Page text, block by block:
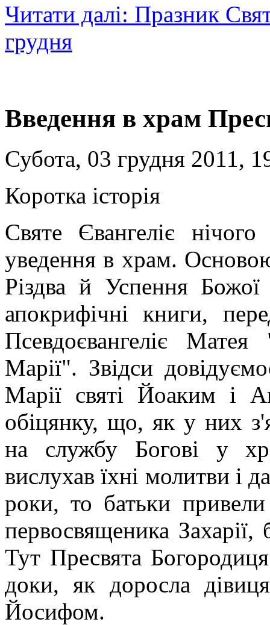
Читати далі: Празник
грудня
Введення в храм
Субота, 03 грудня 2011,
Коротка історія
Святе Євангеліє
уведення в храм.
Різдва й Успення
апокрифічні книги,
Псевдоєвангеліє
Марії". Звідси
Марії святі Йоаким і
обіцянку, що, як у них
на службу Богові у
вислухав їхні молитви і
роки, то батьки
первосвященика Захарії,
Тут Пресвята
доки, як доросла
Йосифом.